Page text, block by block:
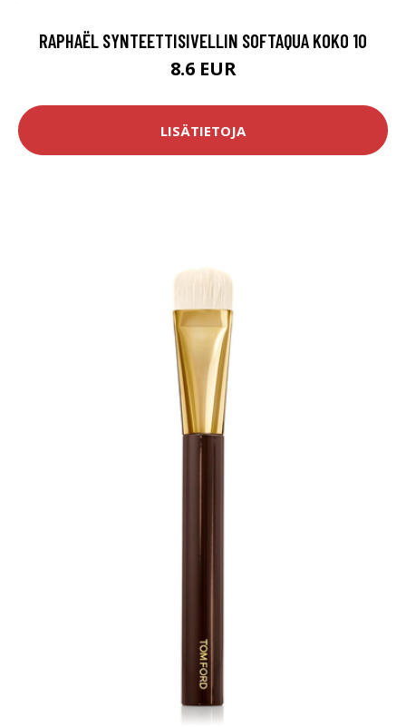
RAPHAËL SYNTEETTISIVELLIN SOFTAQUA KOKO 10
8.6 EUR
LISÄTIETOJA